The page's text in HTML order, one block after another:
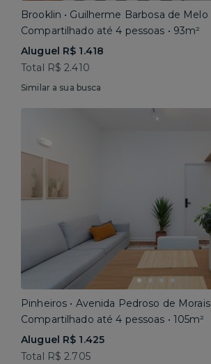
Brooklin • Guilherme Barbosa de Melo
Compartilhado até 4 pessoas • 93m²
Aluguel R$ 1.418
Total R$ 2.410
Similar a sua busca
Pinheiros • Avenida Pedroso de Morais
Compartilhado até 4 pessoas • 105m²
Aluguel R$ 1.425
Total R$ 2.705